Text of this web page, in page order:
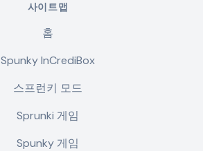
사이트맵
홈
Spunky InCrediBox
스프런키 모드
Sprunki 게임
Spunky 게임